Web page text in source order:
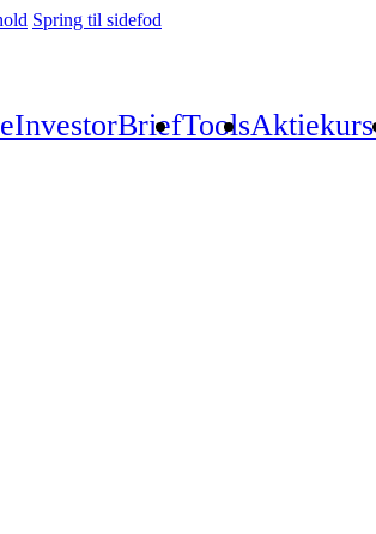
Spring til sidefod
InvestorBriefTools